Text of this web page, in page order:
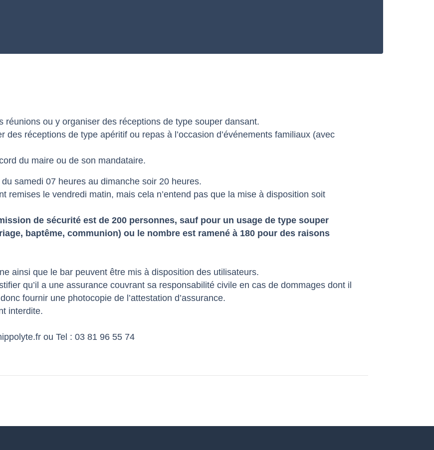
réunions ou y organiser des réceptions de type souper dansant.
des réceptions de type apéritif ou repas à l’occasion d’événements familiaux (avec
du maire ou de son mandataire.
samedi 07 heures au dimanche soir 20 heures.
remises le vendredi matin, mais cela n’entend pas que la mise à disposition soit
de sécurité est de 200 personnes, sauf pour un usage de type souper
baptême, communion) ou le nombre est ramené à 180 pour des raisons
ainsi que le bar peuvent être mis à disposition des utilisateurs.
qu’il a une assurance couvrant sa responsabilité civile en cas de dommages dont il
fournir une photocopie de l’attestation d’assurance.
interdite.
ou Tel : 03 81 96 55 74